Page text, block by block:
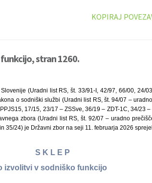
KOPIRAJ
stran 1260.
(Uradni list RS, št. 33/91-I, 42/97, 66/00, 24/
o sodniški službi (Uradni list RS, št. 94/07 –
17/15, 23/17 – ZSSve, 36/19 – ZDT-1C, 34/23
zbora (Uradni list RS, št. 92/07 – uradno
35/24) je Državni zbor na seji 11. februarja 2026 sprejel
S K L E P
izvolitvi v sodniško funkcijo